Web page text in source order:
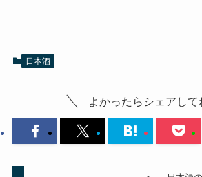
日本酒
よかったらシェアして